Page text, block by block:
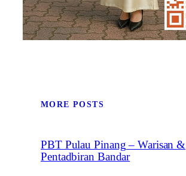
MORE POSTS
PBT Pulau Pinang – Warisan &
Pentadbiran Bandar